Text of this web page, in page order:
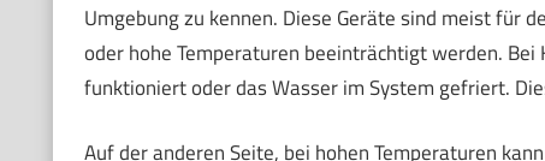
Umgebung zu kennen. Diese Geräte sind meist für
oder hohe Temperaturen beeinträchtigt werden.
funktioniert oder das Wasser im System gefriert.
Auf der anderen Seite, bei hohen Temperaturen